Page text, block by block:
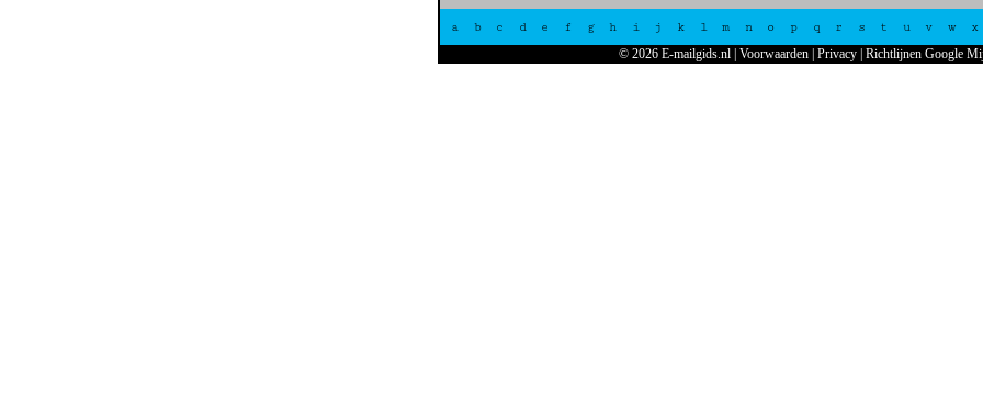
a b c d e f g h i j k l m n o p q r s t u v w x
© 2026 E-mailgids.nl Voorwaarden Privacy Richtlijnen Google